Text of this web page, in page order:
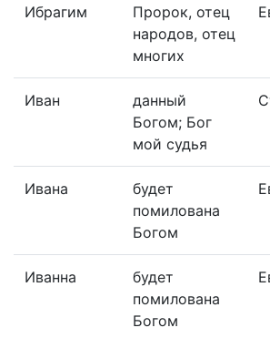
Ибрагим
Пророк, отец
народов, отец
многих
Иван
данный
Богом; Бог
мой судья
Ивана
будет
помилована
Богом
Иванна
будет
помилована
Богом